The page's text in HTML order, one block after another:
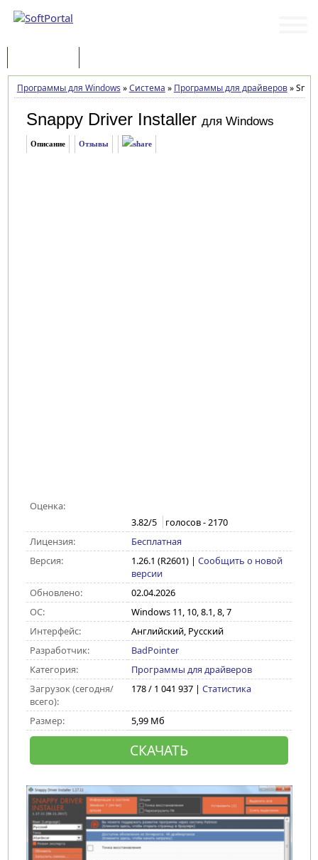
Программы для Windows »Система » Программы для драйверов»
Snappy Driver Installer для Windows
Описание Отзывы
Оценка:
3.82/5 голосов -2170
Лицензия:
Бесплатная
Версия:
1.26.1 (R2601)| Сообщить о новой
версии
Обновлено:
02.04.2026
ОС:
Windows 11, 10, 8.1, 8, 7
Интерфейс:
Английский, Русский
Разработчик:
BadPointer
Категория:
Программы для драйверов
Загрузок (сегодня/
всего):
178 / 1 041 937 | Статистика
Размер: 5,99 Мб
СКАЧАТЬ